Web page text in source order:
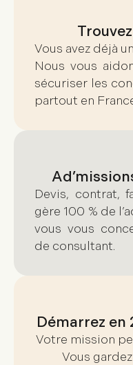
Vous avez déjà
Nous vous
sécuriser les
partout en
Devis, contrat,
gère 100 % de
vous vous
de consultant.
Démarrez en
Votre mission
Vous